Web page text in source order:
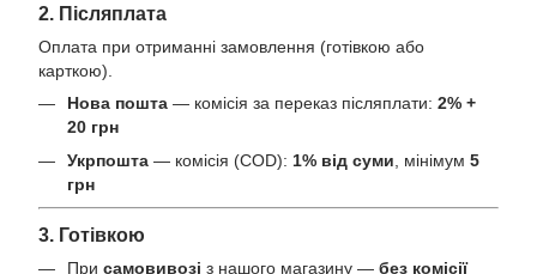
2. Післяплата
Оплата при отриманні замовлення (готівкою або
карткою).
Нова пошта — комісія за переказ післяплати: 2% +
20 грн
Укрпошта — комісія (COD): 1% від суми, мінімум 5
грн
3. Готівкою
При самовивозі з нашого магазину — без комісії